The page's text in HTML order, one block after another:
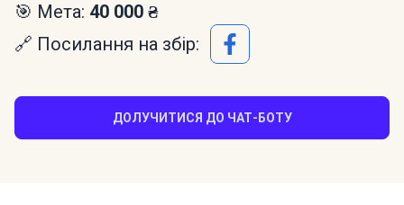
🎯 Мета: 40 000 ₴
🔗 Посилання на збір:
ДОЛУЧИТИСЯ ДО ЧАТ-БОТУ